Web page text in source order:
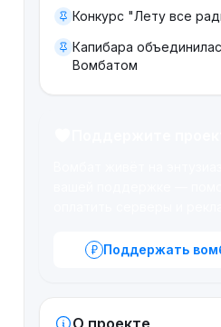
Конкурс "Лету все
Капибара
Вомбатом
Поддержать
О проекте